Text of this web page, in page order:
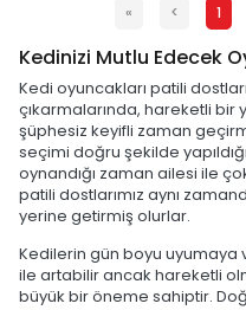
« < 1
Kedinizi Mutlu Edecek
Kedi oyuncakları patili
çıkarmalarında, hareketli
şüphesiz keyifli zaman
seçimi doğru şekilde
oynandığı zaman ailesi ile
patili dostlarımız aynı
yerine getirmiş olurlar.
Kedilerin gün boyu uyumaya
ile artabilir ancak hareketli
büyük bir öneme sahiptir.